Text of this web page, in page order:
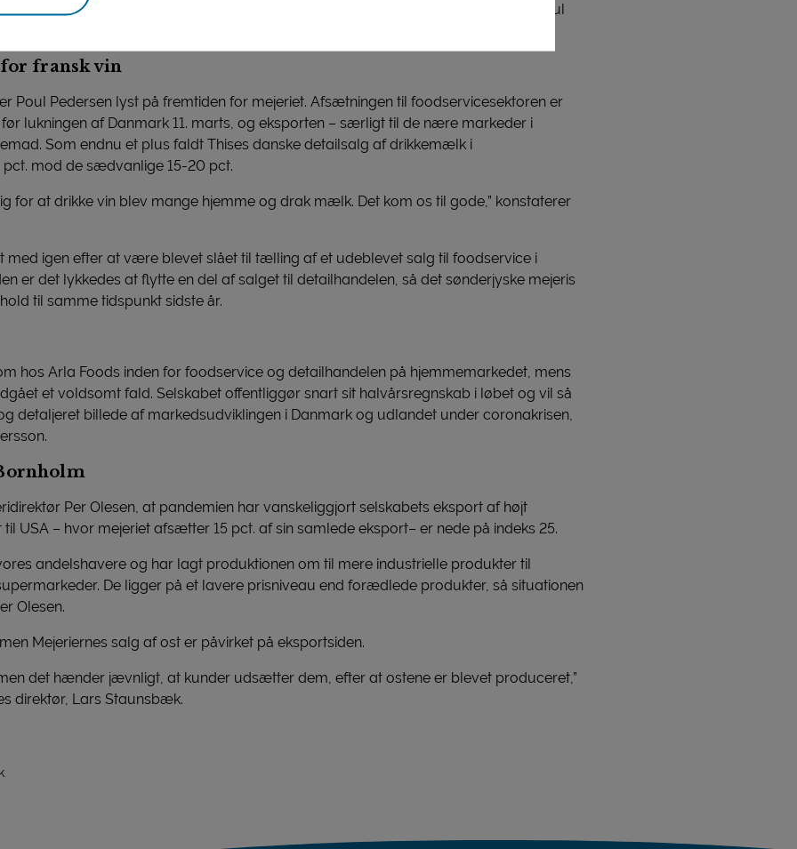
os med og holde gang i produktionen bedst muligt,” påpeger Thises direktør, Poul
fransk vin
Poul Pedersen lyst på fremtiden for mejeriet. Afsætningen til foodservicesektoren er
lukningen af Danmark 11. marts, og eksporten – særligt til de nære markeder i
Som endnu et plus faldt Thises danske detailsalg af drikkemælk i
mod de sædvanlige 15-20 pct.
for at drikke vin blev mange hjemme og drak mælk. Det kom os til gode,” konstaterer
igen efter at være blevet slået til tælling af et udeblevet salg til foodservice i
er det lykkedes at flytte en del af salget til detailhandelen, så det sønderjyske mejeris
til samme tidspunkt sidste år.
hos Arla Foods inden for foodservice og detailhandelen på hjemmemarkedet, mens
et voldsomt fald. Selskabet offentliggør snart sit halvårsregnskab i løbet og vil så
detaljeret billede af markedsudviklingen i Danmark og udlandet under coronakrisen,
Per Olesen, at pandemien har vanskeliggjort selskabets eksport af højt
USA – hvor mejeriet afsætter 15 pct. af sin samlede eksport– er nede på indeks 25.
andelshavere og har lagt produktionen om til mere industrielle produkter til
De ligger på et lavere prisniveau end forædlede produkter, så situationen
Olesen.
Mejeriernes salg af ost er påvirket på eksportsiden.
det hænder jævnligt, at kunder udsætter dem, efter at ostene er blevet produceret,”
direktør, Lars Staunsbæk.